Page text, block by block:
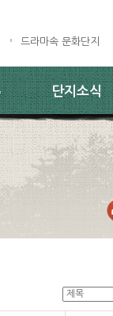
드라마속 문화단지
단지소식